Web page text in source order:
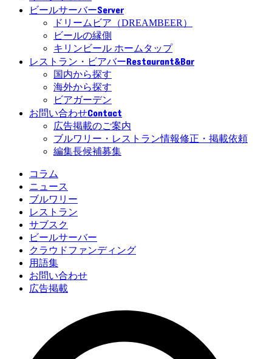
ビールサーバーServer
ドリームビア（DREAMBEER）
ビールの縁側
キリンビール ホームタップ
レストラン・ビアバーRestaurant&Bar
国内から探す
海外から探す
ビアガーデン
お問い合わせContact
広告掲載のご案内
ブルワリー・レストラン情報修正・掲載依頼
編集長候補募集
コラム
ニュース
ブルワリー
レストラン
サブスク
ビールサーバー
クラウドファンディング
用語集
お問い合わせ
広告掲載